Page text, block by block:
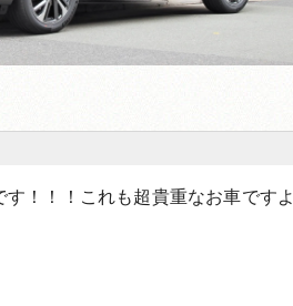
！！！これも超貴重なお車ですよ